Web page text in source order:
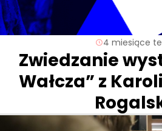
4 miesiące
Zwiedzanie
Wałcza” z